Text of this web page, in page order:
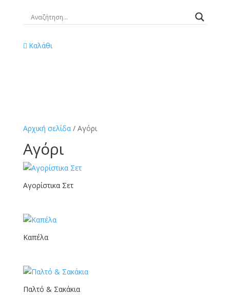
Καλάθι
Αρχική σελίδα/ Αγόρι
Αγόρι
Αγορίστικα Σετ
Καπέλα
Παλτό & Σακάκια